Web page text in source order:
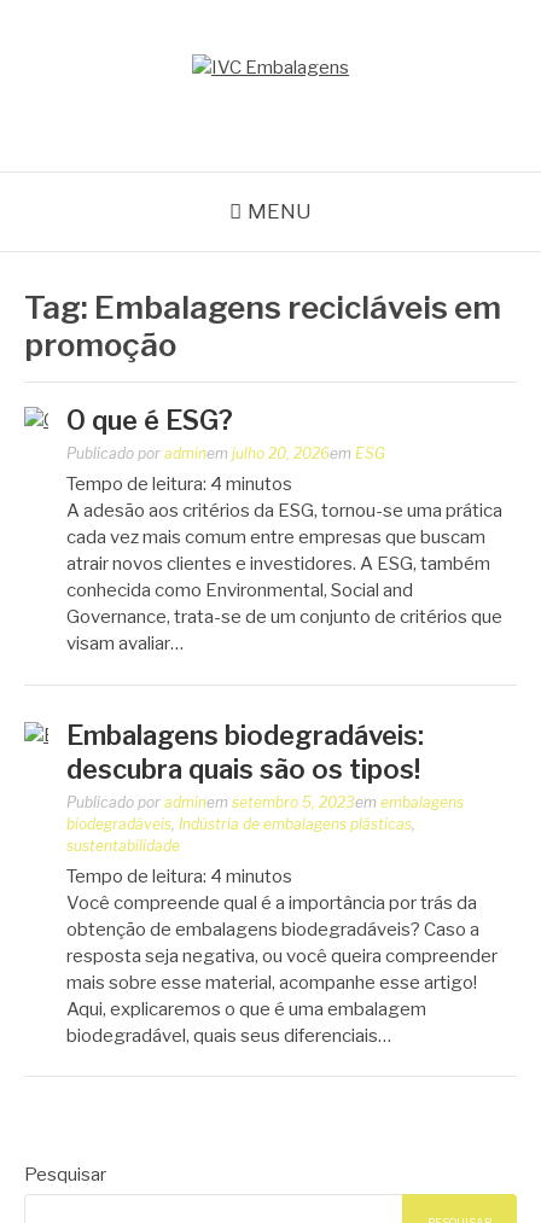
MENU
Tag: Embalagens recicláveis em
promoção
O que é ESG?
Publicado por adminem julho 20, 2026em ESG
Tempo de leitura: 4 minutos
A adesão aos critérios da ESG, tornou-se uma prática
cada vez mais comum entre empresas que buscam
atrair novos clientes e investidores. A ESG, também
conhecida como Environmental, Social and
Governance, trata-se de um conjunto de critérios que
visam avaliar…
Embalagens biodegradáveis:
descubra quais são os tipos!
Publicado por adminem setembro 5, 2023em embalagens
biodegradáveis Indústria de embalagens plásticas
sustentabilidade
Tempo de leitura: 4 minutos
Você compreende qual é a importância por trás da
obtenção de embalagens biodegradáveis? Caso a
resposta seja negativa, ou você queira compreender
mais sobre esse material, acompanhe esse artigo!
Aqui, explicaremos o que é uma embalagem
biodegradável, quais seus diferenciais…
Pesquisar